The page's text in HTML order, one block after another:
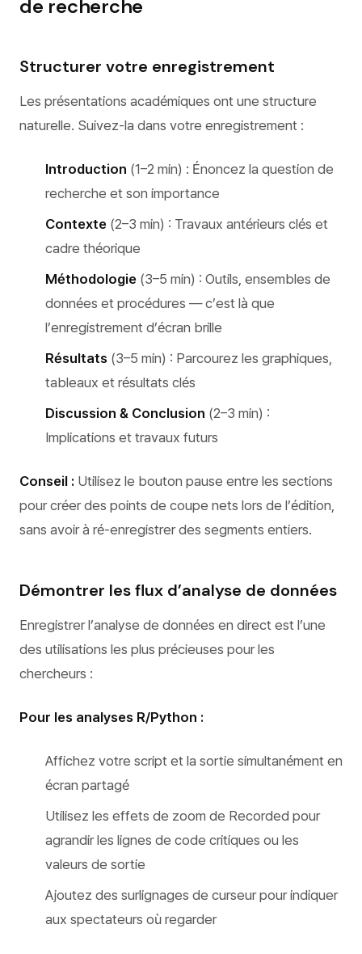
de recherche
Structurer votre enregistrement
Les présentations académiques ont une structure
naturelle. Suivez-la dans votre enregistrement :
Introduction (1–2 min) : Énoncez la question de
recherche et son importance
Contexte (2–3 min) : Travaux antérieurs clés et
cadre théorique
Méthodologie (3–5 min) : Outils, ensembles de
données et procédures — c’est là que
l’enregistrement d’écran brille
Résultats (3–5 min) : Parcourez les graphiques,
tableaux et résultats clés
Discussion & Conclusion (2–3 min) :
Implications et travaux futurs
Conseil : Utilisez le bouton pause entre les sections
pour créer des points de coupe nets lors de l’édition,
sans avoir à ré-enregistrer des segments entiers.
Démontrer les flux d’analyse de données
Enregistrer l’analyse de données en direct est l’une
des utilisations les plus précieuses pour les
chercheurs :
Pour les analyses R/Python :
Affichez votre script et la sortie simultanément en
écran partagé
Utilisez les effets de zoom de Recorded pour
agrandir les lignes de code critiques ou les
valeurs de sortie
Ajoutez des surlignages de curseur pour indiquer
aux spectateurs où regarder